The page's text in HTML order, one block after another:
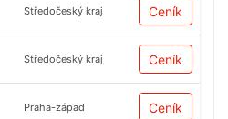
Středočeský kraj Ceník
Středočeský kraj Ceník
Praha-západ Ceník